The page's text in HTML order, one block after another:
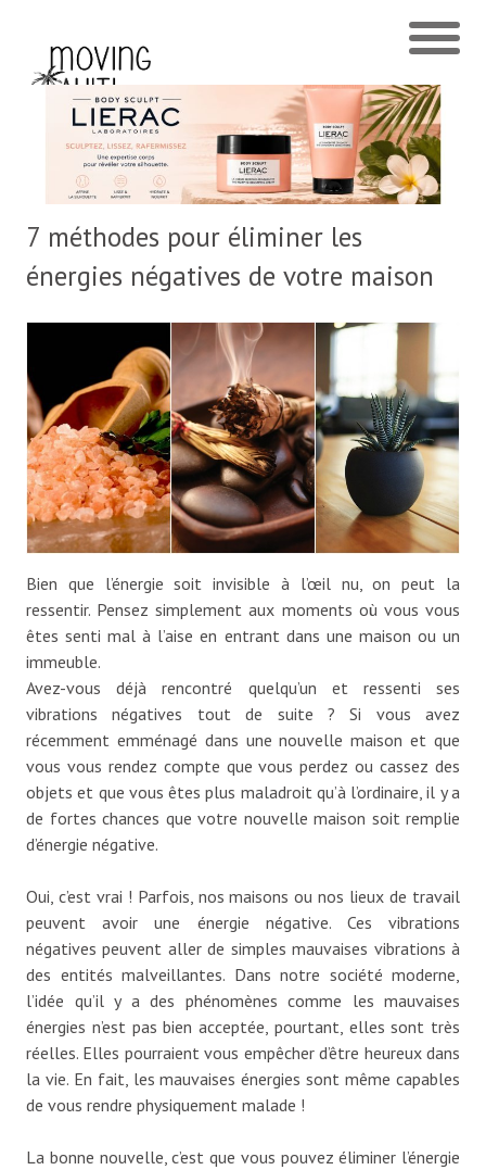
7 méthodes pour éliminer les
énergies négatives de votre maison
Bien que l’énergie soit invisible à l’œil nu, on peut la
ressentir. Pensez simplement aux moments où vous vous
êtes senti mal à l’aise en entrant dans une maison ou un
immeuble.
Avez-vous déjà rencontré quelqu’un et ressenti ses
vibrations négatives tout de suite ? Si vous avez
récemment emménagé dans une nouvelle maison et que
vous vous rendez compte que vous perdez ou cassez des
objets et que vous êtes plus maladroit qu’à l’ordinaire, il y a
de fortes chances que votre nouvelle maison soit remplie
d’énergie négative.
Oui, c’est vrai ! Parfois, nos maisons ou nos lieux de travail
peuvent avoir une énergie négative. Ces vibrations
négatives peuvent aller de simples mauvaises vibrations à
des entités malveillantes. Dans notre société moderne,
l’idée qu’il y a des phénomènes comme les mauvaises
énergies n’est pas bien acceptée, pourtant, elles sont très
réelles. Elles pourraient vous empêcher d’être heureux dans
la vie. En fait, les mauvaises énergies sont même capables
de vous rendre physiquement malade !
La bonne nouvelle, c’est que vous pouvez éliminer l’énergie